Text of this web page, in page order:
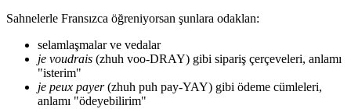
Sahnelerle Fransızca öğreniyorsan şunlara odaklan:
selamlaşmalar ve vedalar
je voudrais (zhuh voo-DRAY) gibi sipariş çerçeveleri, anlamı
"isterim"
je peux payer(zhuh puh pay-YAY) gibi ödeme cümleleri,
anlamı "ödeyebilirim"